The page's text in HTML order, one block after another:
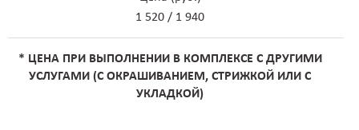
1 520 / 1 940
* ЦЕНА ПРИ ВЫПОЛНЕНИИ В КОМПЛЕКСЕ С ДРУГИМИ
УСЛУГАМИ (С ОКРАШИВАНИЕМ, СТРИЖКОЙ ИЛИ С
УКЛАДКОЙ)